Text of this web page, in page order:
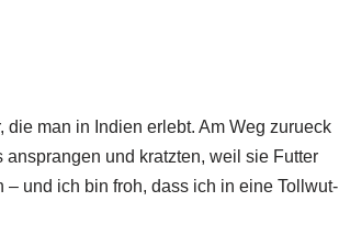
man in Indien erlebt. Am Weg zurueck
und kratzten, weil sie Futter
und ich bin froh, dass ich in eine Tollwut-